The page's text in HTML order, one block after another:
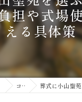
担や式場
える具体策
コラム 葬式に小山聖苑を選ぶメリッ